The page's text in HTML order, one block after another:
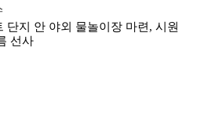
단지 안 야외 물놀이장 마련, 시원
선사